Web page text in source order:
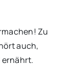
Zu
auch,
ernährt.